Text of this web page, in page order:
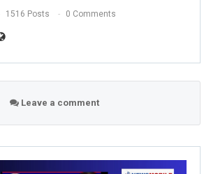
1516 Posts 0 Comments
Leave a comment